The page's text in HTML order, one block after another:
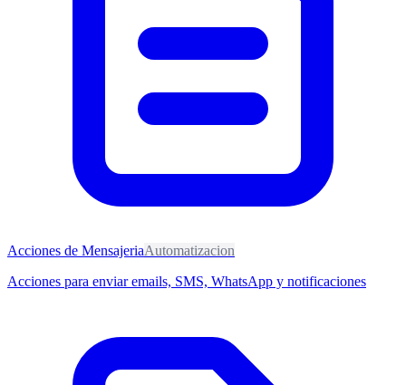
Acciones de MensajeriaAutomatizacion
Acciones para enviar emails, SMS, WhatsApp y notificaciones